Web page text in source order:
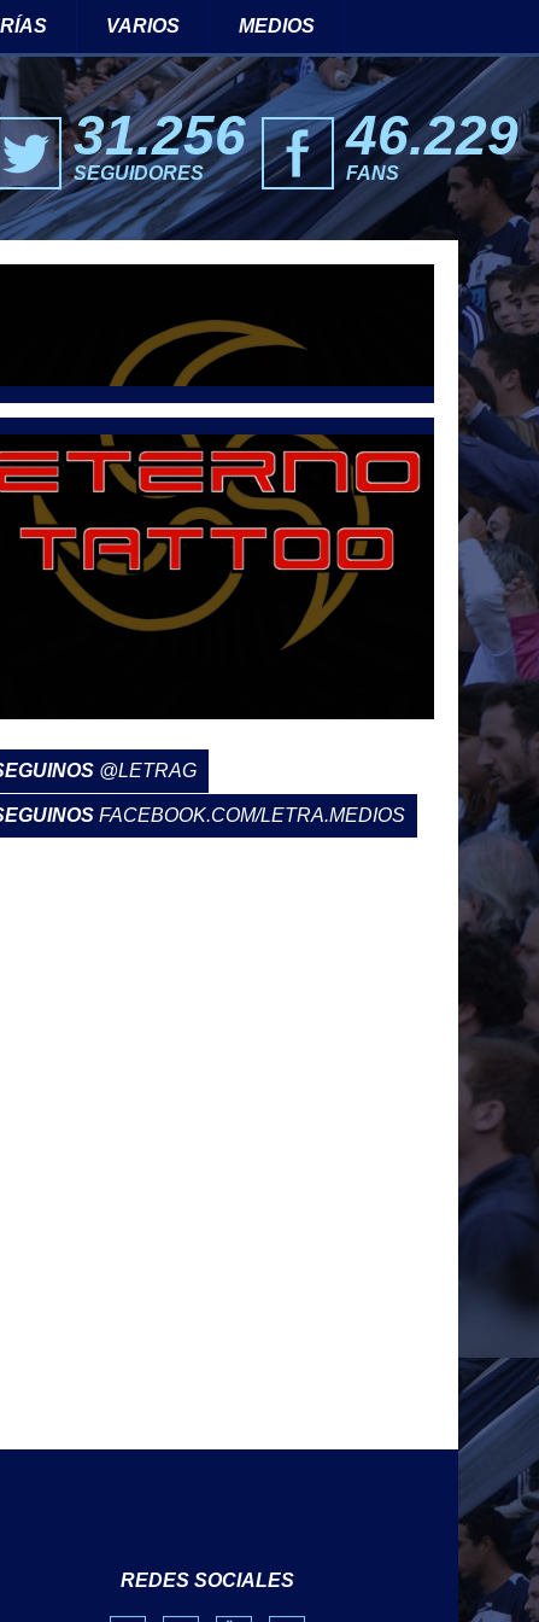
VARIOS MEDIOS
46.229
FANS
31.256
SEGUIDORES
@LETRAG
FACEBOOK.COM/LETRA.MEDIOS
REDES SOCIALES